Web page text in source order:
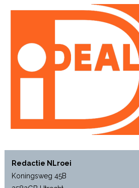
Redactie NLroei
Koningsweg 45B